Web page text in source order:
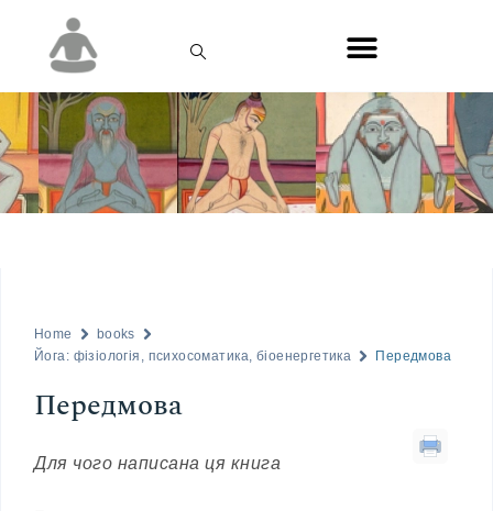
Home
books
Йога: фізіологія, психосоматика, біоенергетика
Передмова
Передмова
Для чого написана ця книга